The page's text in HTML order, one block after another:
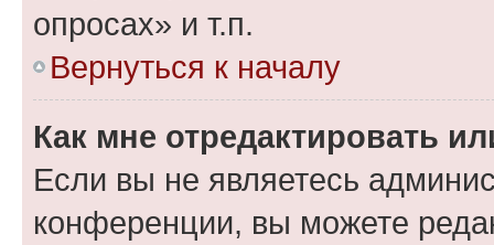
опросах» и т.п.
Вернуться к началу
Как мне отредактировать
Если вы не являетесь
конференции, вы можете